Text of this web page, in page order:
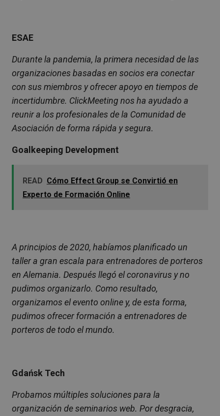
ESAE
Durante la pandemia, la primera necesidad de las
organizaciones basadas en socios era conectar
con sus miembros y ofrecer apoyo en tiempos de
incertidumbre. ClickMeeting nos ha ayudado a
reunir a los profesionales de la Comunidad de
Asociación de forma rápida y segura.
Goalkeeping Development
READ Cómo Effect Group se Convirtió en
Experto de Formación Online
A principios de 2020, habíamos planificado un
taller a gran escala para entrenadores de porteros
en Alemania. Después llegó el coronavirus y no
pudimos organizarlo. Como resultado,
organizamos el evento online y, de esta forma,
pudimos ofrecer formación a entrenadores de
porteros de todo el mundo.
Gdańsk Tech
Probamos múltiples soluciones para la
organización de seminarios web. Por desgracia,